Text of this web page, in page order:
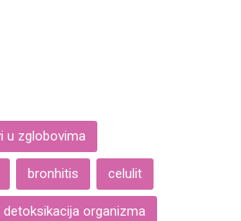
u zglobovima
bronhitis celulit
detoksikacija organizma